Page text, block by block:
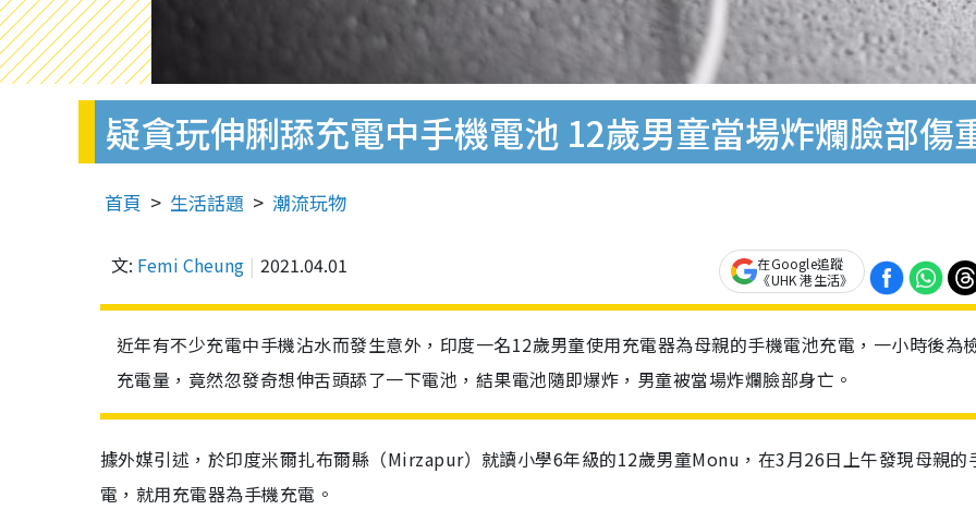
疑貪玩伸脷舔充電中手機電池 12歲男童當場炸爛臉部傷
首頁 生活話題 潮流玩物
文: Femi Cheung 2021.04.01
在Google追蹤
《UHK 港生活》
近年有不少充電中手機沾水而發生意外，印度一名12歲男童使用充電器為母親的手機電池充電，一小時後為
充電量，竟然忽發奇想伸舌頭舔了一下電池，結果電池隨即爆炸，男童被當場炸爛臉部身亡。
據外媒引述，於印度米爾扎布爾縣（Mirzapur）就讀小學6年級的12歲男童Monu ，在3月26日上午發現母親的
電，就用充電器為手機充電。